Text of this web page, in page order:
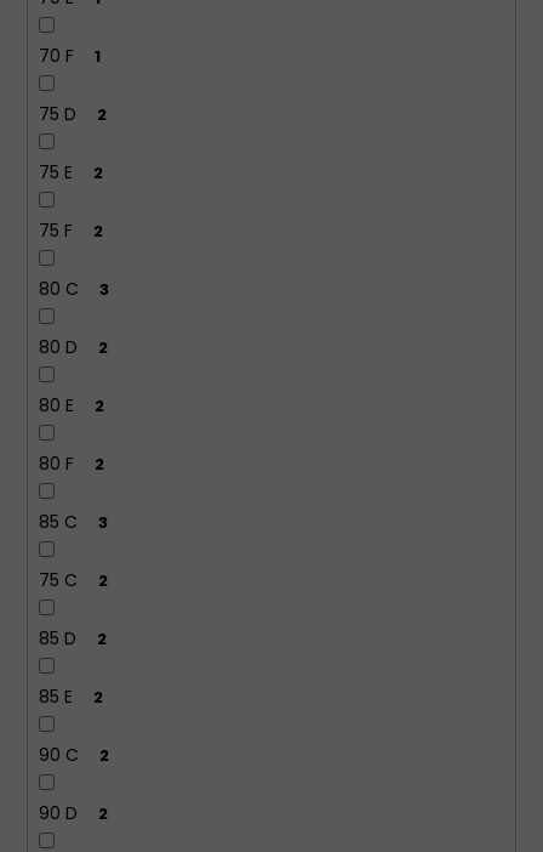
70 F 1
75 D 2
75 E 2
75 F 2
80 C 3
80 D 2
80 E 2
80 F 2
85 C 3
75 C 2
85 D 2
85 E 2
90 C 2
90 D 2